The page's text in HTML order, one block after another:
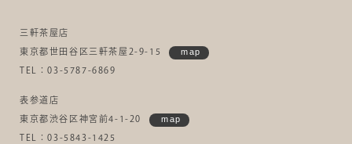
三軒茶屋店
東京都世田谷区三軒茶屋2-9-15 map
TEL：03-5787-6869
表参道店
東京都渋谷区神宮前4-1-20 map
TEL：03-5843-1425